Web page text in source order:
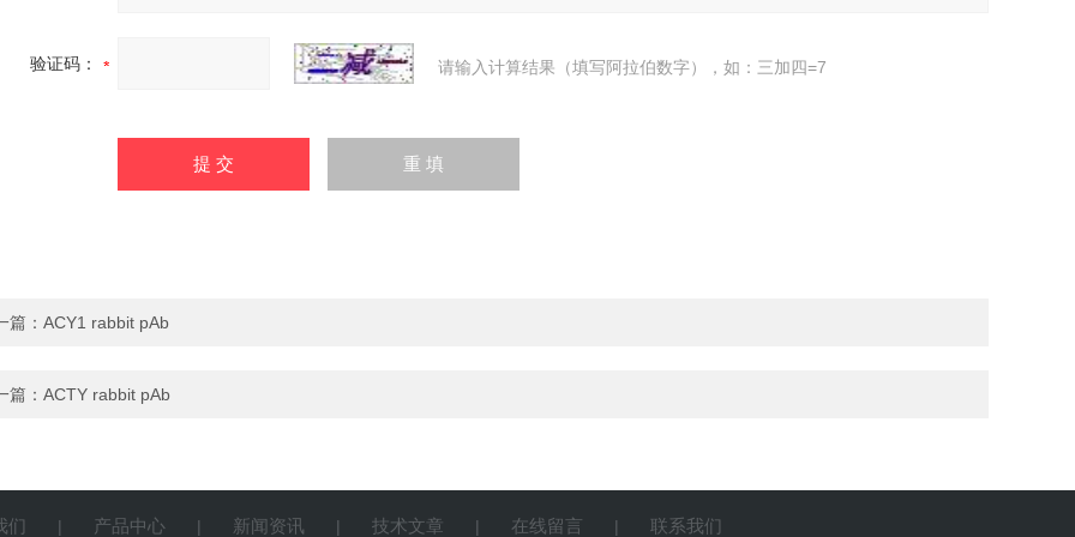
验证码： 请输入计算结果（填写阿拉伯数字），如：三加四=7
篇： ACY1 rabbit pAb
篇： ACTY rabbit pAb
们 | 产品中心 | 新闻资讯 | 技术文章 | 在线留言 | 联系我们